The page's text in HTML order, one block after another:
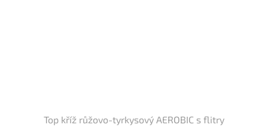
Top kříž růžovo-tyrkysový AEROBIC s flitry